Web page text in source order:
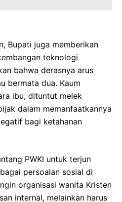
Bupati juga memberikan
teknologi
bahwa derasnya arus
bermata dua. Kaum
ibu, dituntut melek
dalam memanfaatkannya
bagi ketahanan
PWKI untuk terjun
persoalan sosial di
organisasi wanita Kristen
internal, melainkan harus